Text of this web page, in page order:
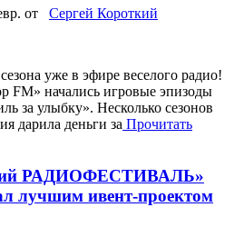
от Сергей Короткий
уже в эфире веселого радио!
FM» начались игровые эпизоды
за улыбку». Несколько сезонов
дарила деньги за Прочитать
РАДИОФЕСТИВАЛЬ»
лучшим ивент-проектом